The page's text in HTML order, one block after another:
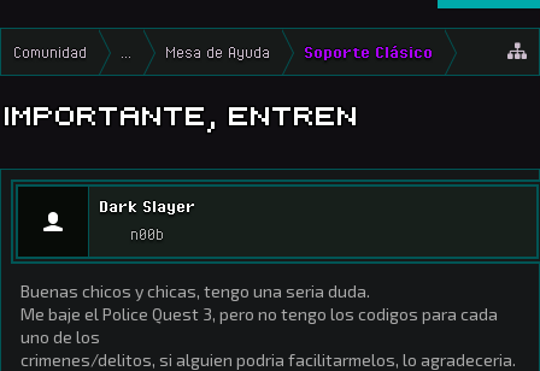
Comunidad Mesa de Ayuda Soporte Clásico
IMPORTANTE, ENTREN
Dark Slayer
n00b
Buenas chicos y chicas, tengo una seria duda.
Me baje el Police Quest 3, pero no tengo los codigos para cada
uno de los
crimenes/delitos, si alguien podria facilitarmelos, lo agradeceria.